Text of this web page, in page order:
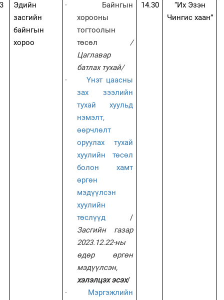
3
Эдийн
засгийн
байнгын
хороо
·
Байнгын
хорооны
тогтоолын
төсөл/
Цаглавар
батлах тухай/
·
Үнэт цаасны
зах зээлийн
тухай хуульд
нэмэлт,
өөрчлөлт
оруулах тухай
хуулийн төсөл
болон хамт
өргөн
мэдүүлсэн
хуулийн
төслүүд
/
Засгийн газар
2023.12.22-ны
өдөр өргөн
мэдүүлсэн,
хэлэлцэх эсэх/
·
Мэргэжлийн
14.30
“Их Эзэн
Чингис хаан”